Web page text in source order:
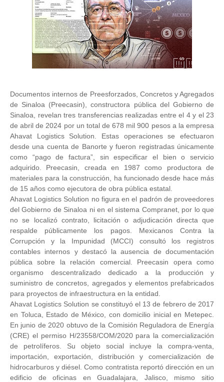
Documentos internos de Preesforzados, Concretos y Agregados
de Sinaloa (Preecasin), constructora pública del Gobierno de
Sinaloa, revelan tres transferencias realizadas entre el 4 y el 23
de abril de 2024 por un total de 678 mil 900 pesos a la empresa
Ahavat Logistics Solution. Estas operaciones se efectuaron
desde una cuenta de Banorte y fueron registradas únicamente
como “pago de factura”, sin especificar el bien o servicio
adquirido. Preecasin, creada en 1987 como productora de
materiales para la construcción, ha funcionado desde hace más
de 15 años como ejecutora de obra pública estatal.
Ahavat Logistics Solution no figura en el padrón de proveedores
del Gobierno de Sinaloa ni en el sistema Compranet, por lo que
no se localizó contrato, licitación o adjudicación directa que
respalde públicamente los pagos. Mexicanos Contra la
Corrupción y la Impunidad (MCCI) consultó los registros
contables internos y destacó la ausencia de documentación
pública sobre la relación comercial. Preecasin opera como
organismo descentralizado dedicado a la producción y
suministro de concretos, agregados y elementos prefabricados
para proyectos de infraestructura en la entidad.
Ahavat Logistics Solution se constituyó el 13 de febrero de 2017
en Toluca, Estado de México, con domicilio inicial en Metepec.
En junio de 2020 obtuvo de la Comisión Reguladora de Energía
(CRE) el permiso H/23558/COM/2020 para la comercialización
de petrolíferos. Su objeto social incluye la compra-venta,
importación, exportación, distribución y comercialización de
hidrocarburos y diésel. Como contratista reportó dirección en un
edificio de oficinas en Guadalajara, Jalisco, mismo sitio